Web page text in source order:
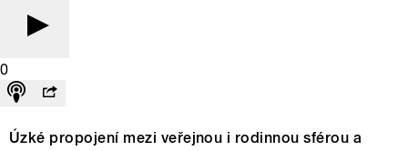
0
Úzké propojení mezi veřejnou i rodinnou sférou a